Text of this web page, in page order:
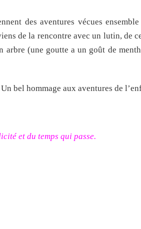
des aventures vécues ensemble
de la rencontre avec un lutin, de
(une goutte a un goût de
bel hommage aux aventures de
et du temps qui passe.